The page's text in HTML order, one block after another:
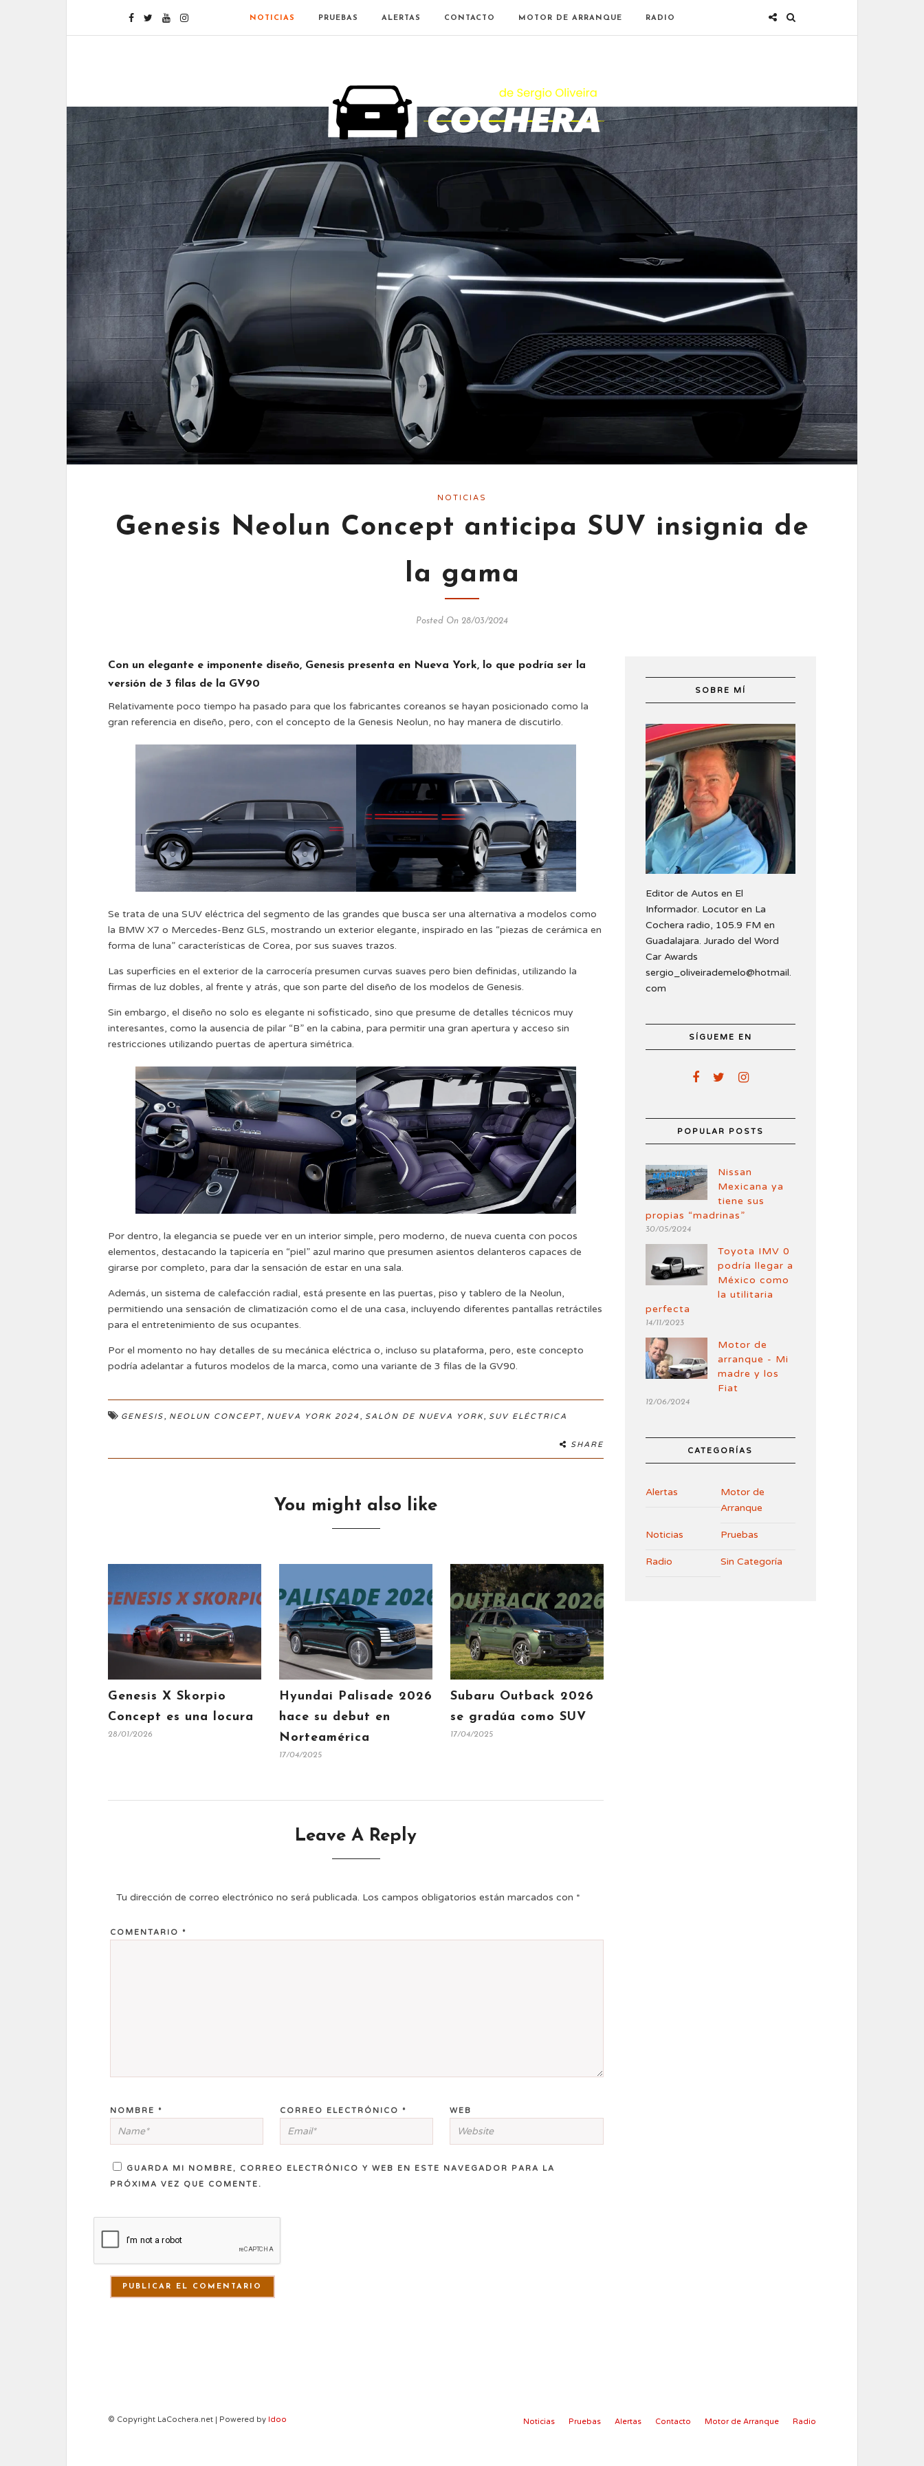
NOTICIAS PRUEBAS ALERTAS CONTACTO MOTOR DE ARRANQUE RADIO
NOTICIAS
Genesis Neolun Concept anticipa SUV insignia de
la gama
Posted On 28/03/2024
Con un elegante e imponente diseño, Genesis presenta en Nueva York, lo que podría ser la
versión de 3 filas de la GV90
Relativamente poco tiempo ha pasado para que los fabricantes coreanos se hayan posicionado como la
gran referencia en diseño, pero, con el concepto de la Genesis Neolun, no hay manera de discutirlo.
Se trata de una SUV eléctrica del segmento de las grandes que busca ser una alternativa a modelos como
la BMW X7 o Mercedes-Benz GLS, mostrando un exterior elegante, inspirado en las “piezas de cerámica en
forma de luna” características de Corea, por sus suaves trazos.
Las superficies en el exterior de la carrocería presumen curvas suaves pero bien definidas, utilizando la
firmas de luz dobles, al frente y atrás, que son parte del diseño de los modelos de Genesis.
Sin embargo, el diseño no solo es elegante ni sofisticado, sino que presume de detalles técnicos muy
interesantes, como la ausencia de pilar “B” en la cabina, para permitir una gran apertura y acceso sin
restricciones utilizando puertas de apertura simétrica.
Por dentro, la elegancia se puede ver en un interior simple, pero moderno, de nueva cuenta con pocos
elementos, destacando la tapicería en “piel” azul marino que presumen asientos delanteros capaces de
girarse por completo, para dar la sensación de estar en una sala.
Además, un sistema de calefacción radial, está presente en las puertas, piso y tablero de la Neolun,
permitiendo una sensación de climatización como el de una casa, incluyendo diferentes pantallas retráctiles
para el entretenimiento de sus ocupantes.
Por el momento no hay detalles de su mecánica eléctrica o, incluso su plataforma, pero, este concepto
podría adelantar a futuros modelos de la marca, como una variante de 3 filas de la GV90.
GENESIS, NEOLUN CONCEPT, NUEVA YORK 2024 , SALÓN DE NUEVA YORK, SUV ELÉCTRICA
SHARE
You might also like
Genesis X Skorpio
Concept es una locura
28/01/2026
Hyundai Palisade 2026
hace su debut en
Norteamérica
17/04/2025
Subaru Outback 2026
se gradúa como SUV
17/04/2025
Leave A Reply
Tu dirección de correo electrónico no será publicada. Los campos obligatorios están marcados con *
COMENTARIO *
NOMBRE * CORREO ELECTRÓNICO* WEB
GUARDA MI NOMBRE, CORREO ELECTRÓNICO Y WEB EN ESTE NAVEGADOR PARA LA
PRÓXIMA VEZ QUE COMENTE.
SOBRE MÍ
Editor de Autos en El
Informador. Locutor en La
Cochera radio, 105.9 FM en
Guadalajara. Jurado del Word
Car Awards
sergio_oliveirademelo@hotmail.
com
SÍGUEME EN
POPULAR POSTS
Nissan
Mexicana ya
tiene sus
propias “madrinas”
30/05/2024
Toyota IMV 0
podría llegar a
México como
la utilitaria
perfecta
14/11/2023
Motor de
arranque - Mi
madre y los
Fiat
12/06/2024
CATEGORÍAS
Alertas
Motor de
Arranque
Noticias Pruebas
Radio Sin Categoría
Noticias Pruebas Alertas Contacto Motor de Arranque Radio
© Copyright LaCochera.net | Powered by Idoo